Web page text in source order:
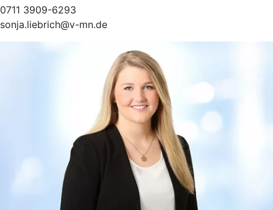
0711 3909-6293
sonja.liebrich@v-mn.de